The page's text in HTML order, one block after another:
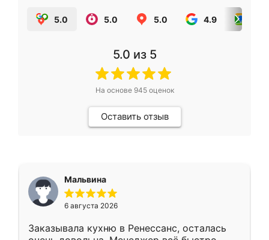
5.0 5.0 5.0 4.9
5.0 из 5
На основе 945оценок
Оставить отзыв
Мальвина
6 августа 2026
Заказывала кухню в Ренессанс, осталась